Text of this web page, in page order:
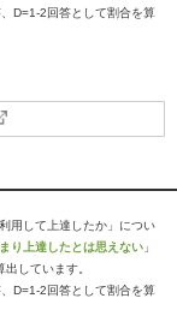
D=1-2回答として割合を算
用して上達したか」につい
り上達したとは思えない 」
しています。
D=1-2回答として割合を算